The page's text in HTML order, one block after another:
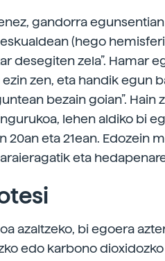
gandorra
(hego
desegiten zela”. Hamar
zen, eta handik egun
bezain goian”. Hain
lehen aldiko bi
20an eta 21ean. Edozein
eta
azaltzeko, bi egoera
edo karbono